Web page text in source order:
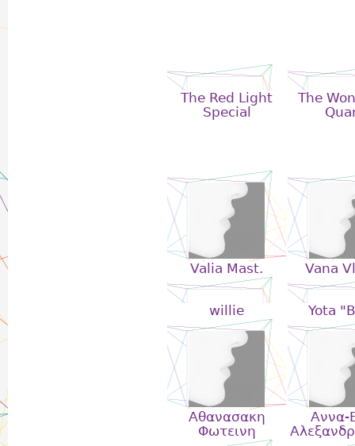
The Red Light
Special
The
Valia Mast. Vana
willie Yota
Αθανασακη
Φωτεινη
Αννα-